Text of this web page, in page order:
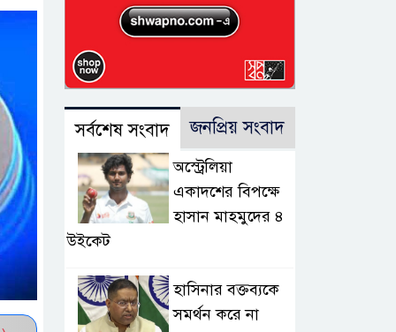
সর্বশেষ সংবাদ জনপ্রিয় সংবাদ
অস্ট্রেলিয়া
একাদশের বিপক্ষে
হাসান মাহমুদের ৪
উইকেট
হাসিনার বক্তব্যকে
সমর্থন করে না